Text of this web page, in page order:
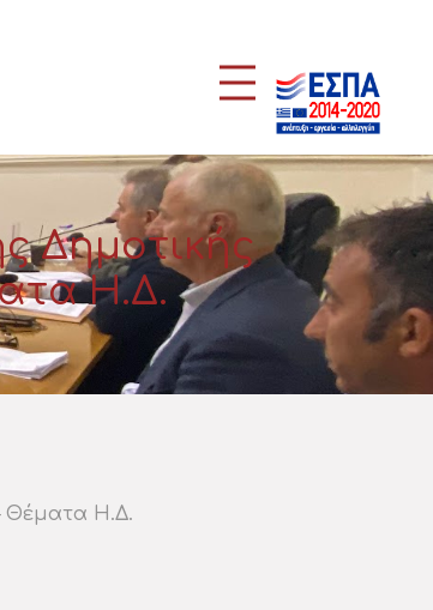
Δημοτικής
Η.Δ.
Θέματα Η.Δ.